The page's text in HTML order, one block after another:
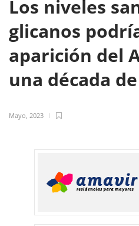
Los niveles
glicanos
aparición del
una década
Mayo, 2023